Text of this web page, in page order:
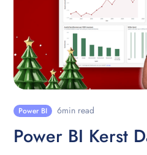
Power BI 6min read
Power BI Kerst